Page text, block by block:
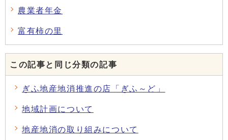
農業者年金
富有柿の里
この記事と同じ分類の記事
ぎふ地産地消推進の店「ぎふ～ど」
地域計画について
地産地消の取り組みについて